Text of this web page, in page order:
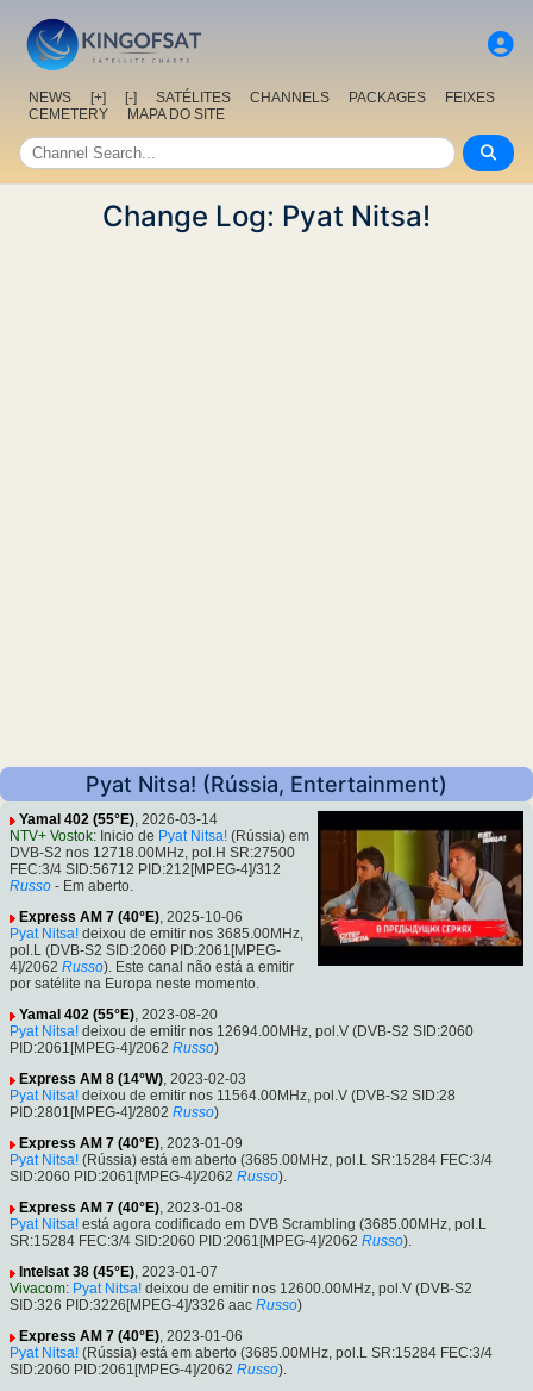
NEWS [+] [-] SATÉLITES CHANNELS PACKAGES
FEIXES
CEMETERY
MAPA DO SITE
Change Log: Pyat Nitsa!
Pyat Nitsa! (Rússia, Entertainment)
Yamal 402 (55°E), 2026-03-14
NTV+ Vostok: Inicio de Pyat Nitsa! (Rússia) em
DVB-S2 nos 12718.00MHz, pol.H SR:27500
FEC:3/4 SID:56712 PID:212[MPEG-4]/312
Russo - Em aberto.
Express AM 7 (40°E), 2025-10-06
Pyat Nitsa! deixou de emitir nos 3685.00MHz,
pol.L (DVB-S2 SID:2060 PID:2061[MPEG-
4]/2062 Russo). Este canal não está a emitir
por satélite na Europa neste momento.
Yamal 402 (55°E), 2023-08-20
Pyat Nitsa! deixou de emitir nos 12694.00MHz, pol.V (DVB-S2 SID:2060
PID:2061[MPEG-4]/2062 Russo)
Express AM 8 (14°W), 2023-02-03
Pyat Nitsa! deixou de emitir nos 11564.00MHz, pol.V (DVB-S2 SID:28
PID:2801[MPEG-4]/2802 Russo)
Express AM 7 (40°E), 2023-01-09
Pyat Nitsa! (Rússia) está em aberto (3685.00MHz, pol.L SR:15284 FEC:3/4
SID:2060 PID:2061[MPEG-4]/2062 Russo).
Express AM 7 (40°E), 2023-01-08
Pyat Nitsa! está agora codificado em DVB Scrambling (3685.00MHz, pol.L
SR:15284 FEC:3/4 SID:2060 PID:2061[MPEG-4]/2062 Russo).
Intelsat 38 (45°E), 2023-01-07
Vivacom: Pyat Nitsa! deixou de emitir nos 12600.00MHz, pol.V (DVB-S2
SID:326 PID:3226[MPEG-4]/3326 aac Russo)
Express AM 7 (40°E), 2023-01-06
Pyat Nitsa! (Rússia) está em aberto (3685.00MHz, pol.L SR:15284 FEC:3/4
SID:2060 PID:2061[MPEG-4]/2062 Russo).